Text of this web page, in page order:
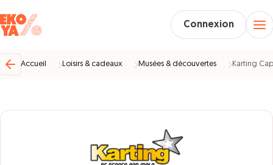
Connexion
Accueil Loisirs & cadeaux Musées & découvertes Karting